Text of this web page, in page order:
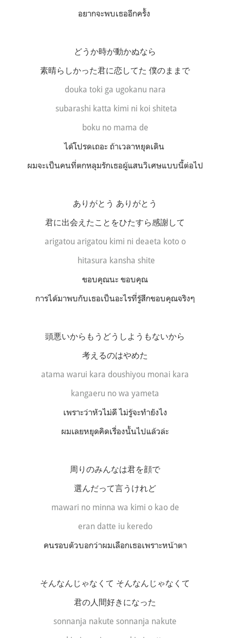
อยากจะพบเธออีกครั้ง
どうか時が動かぬなら
素晴らしかった君に恋してた 僕のままで
douka toki ga ugokanu nara
subarashi katta kimi ni koi shiteta
boku no mama de
ได้โปรดเถอะ ถ้าเวลาหยุดเดิน
ผมจะเป็นคนที่ตกหลุมรักเธอผู้แสนวิเศษแบบนี้ต่อไป
ありがとう ありがとう
君に出会えたことをひたすら感謝して
arigatou arigatou kimi ni deaeta koto o
hitasura kansha shite
ขอบคุณนะ ขอบคุณ
การได้มาพบกับเธอเป็นอะไรที่รู้สึกขอบคุณจริงๆ
頭悪いからもうどうしようもないから
考えるのはやめた
atama warui kara doushiyou monai kara
kangaeru no wa yameta
เพราะว่าหัวไม่ดี ไม่รู้จะทำยังไง
ผมเลยหยุดคิดเรื่องนั้นไปแล้วล่ะ
周りのみんなは君を顔で
選んだって言うけれど
mawari no minna wa kimi o kao de
eran datte iu keredo
คนรอบตัวบอกว่าผมเลือกเธอเพราะหน้าตา
そんなんじゃなくて そんなんじゃなくて
君の人間好きになった
sonnanja nakute sonnanja nakute